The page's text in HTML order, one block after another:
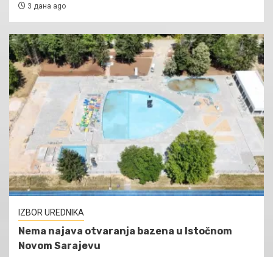
3 дана ago
IZBOR UREDNIKA
Nema najava otvaranja bazena u Istočnom
Novom Sarajevu